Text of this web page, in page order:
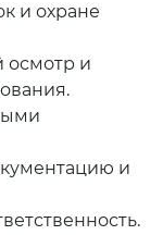
и охране
осмотр и
и